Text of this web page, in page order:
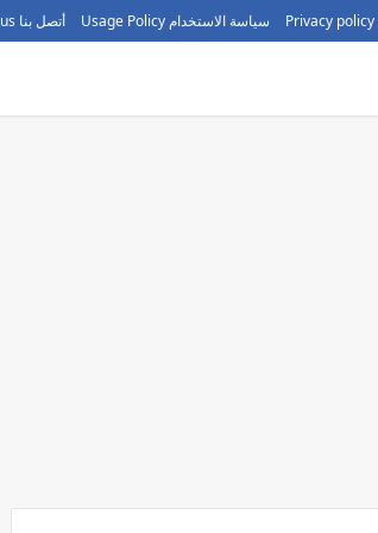
سياسة الاستخدام Usage Policy أتصل بنا call us